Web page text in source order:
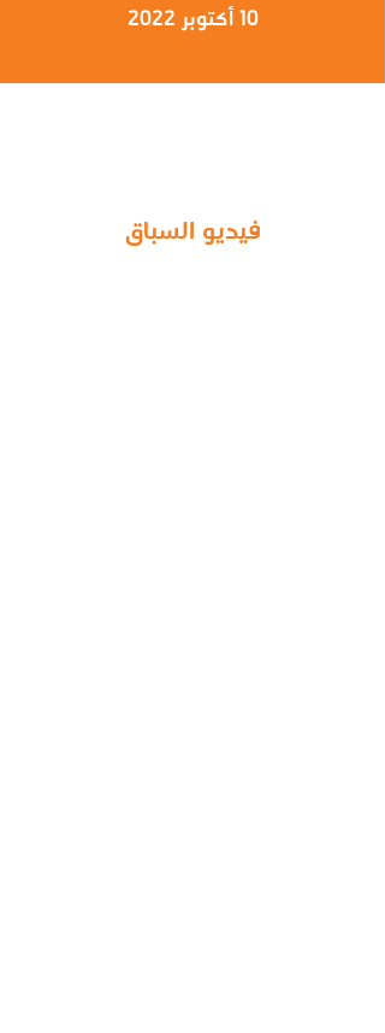
10 أكتوبر 2022
فيديو السباق